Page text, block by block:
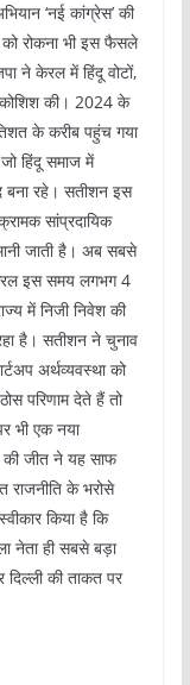
‘नई कांग्रेस’ की
रोकना भी इस फैसले
ने केरल में हिंदू वोटों,
की। 2024 के
के करीब पहुंच गया
हिंदू समाज में
बना रहे। सतीशन इस
सांप्रदायिक
जाती है। अब सबसे
केरल इस समय लगभग 4
में निजी निवेश की
है। सतीशन ने चुनाव
अर्थव्यवस्था को
परिणाम देते हैं तो
भी एक नया
जीत ने यह साफ
राजनीति के भरोसे
किया है कि
नेता ही सबसे बड़ा
दिल्ली की ताकत पर